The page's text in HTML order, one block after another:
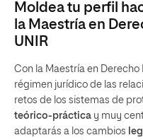
Moldea tu perfil
la Maestría en
UNIR
Con la Maestría en Derecho
régimen jurídico de las
retos de los sistemas de
teórico-práctica y muy
adaptarás a los cambios